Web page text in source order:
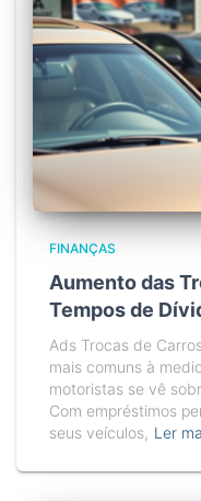
FINANÇAS
Aumento das
Tempos de
Ads Trocas de
mais comuns à
motoristas se vê
Com empréstimos
seus veículos, Ler